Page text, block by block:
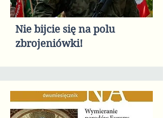
Nie bijcie się na polu
zbrojeniówki!